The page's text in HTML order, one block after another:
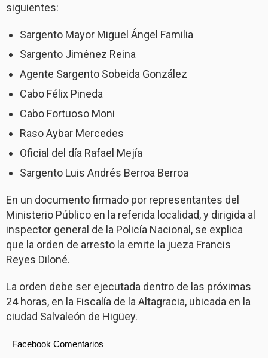
siguientes:
Sargento Mayor Miguel Ángel Familia
Sargento Jiménez Reina
Agente Sargento Sobeida González
Cabo Félix Pineda
Cabo Fortuoso Moni
Raso Aybar Mercedes
Oficial del día Rafael Mejía
Sargento Luis Andrés Berroa Berroa
En un documento firmado por representantes del
Ministerio Público en la referida localidad, y dirigida al
inspector general de la Policía Nacional, se explica
que la orden de arresto la emite la jueza Francis
Reyes Diloné.
La orden debe ser ejecutada dentro de las próximas
24 horas, en la Fiscalía de la Altagracia, ubicada en la
ciudad Salvaleón de Higüey.
Facebook Comentarios